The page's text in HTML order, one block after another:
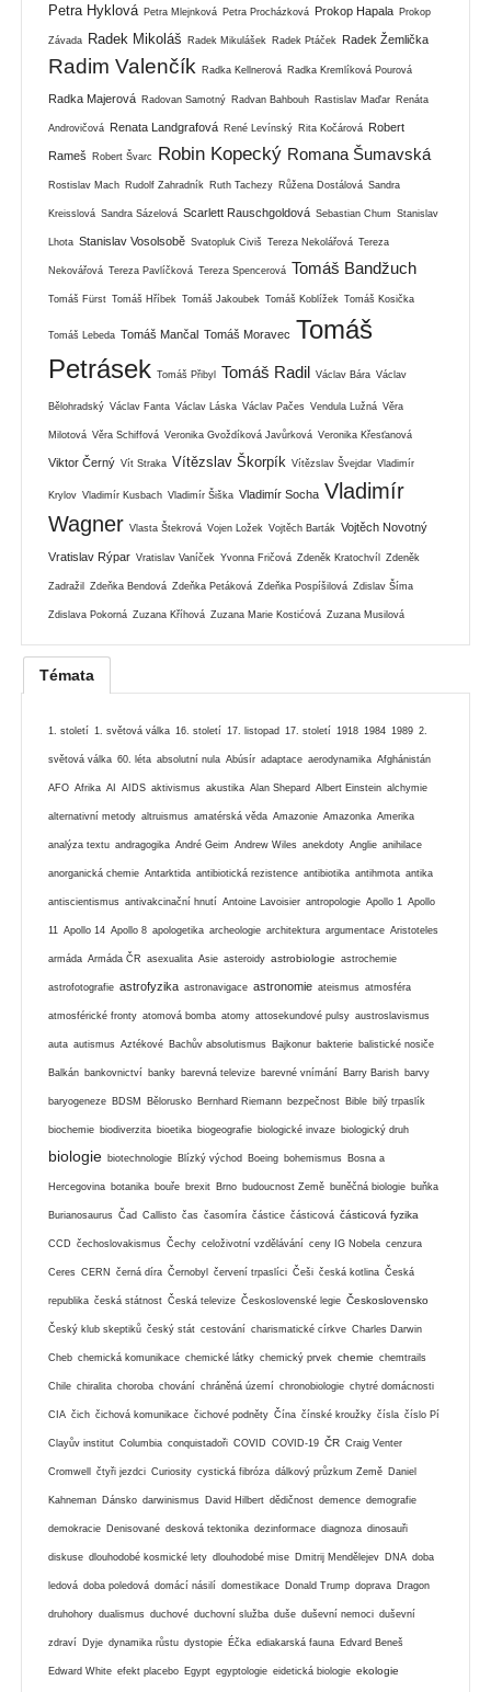
Petra Hyklová Petra Mlejnková Petra Procházková Prokop Hapala Prokop
Závada Radek Mikoláš Radek Mikulášek Radek Ptáček Radek Žemlička
Radim Valenčík Radka Kellnerová Radka Kremlíková Pourová
Radka Majerová Radovan Samotný Radvan Bahbouh Rastislav Maďar Renáta
Androvičová Renata Landgrafová René Levínský Rita Kočárová Robert
Rameš Robert Švarc Robin Kopecký Romana Šumavská
Rostislav Mach Rudolf Zahradník Ruth Tachezy Růžena Dostálová Sandra
Kreisslová Sandra Sázelová Scarlett Rauschgoldová Sebastian Chum Stanislav
Lhota Stanislav Vosolsobě Svatopluk Civiš Tereza Nekolářová Tereza
Nekovářová Tereza Pavlíčková Tereza Spencerová Tomáš Bandžuch
Tomáš Fürst Tomáš Hříbek Tomáš Jakoubek Tomáš Koblížek Tomáš Kosička
Tomáš Lebeda Tomáš Mančal Tomáš Moravec Tomáš
Petrásek Tomáš Přibyl Tomáš Radil Václav Bára Václav
Bělohradský Václav Fanta Václav Láska Václav Pačes Vendula Lužná Věra
Milotová Věra Schiffová Veronika Gvoždíková Javůrková Veronika Křesťanová
Viktor Černý Vít Straka Vítězslav Škorpík Vítězslav Švejdar Vladimír
Krylov Vladimír Kusbach Vladimír Šiška Vladimír Socha Vladimír
Wagner Vlasta Štekrová Vojen Ložek Vojtěch Barták Vojtěch Novotný
Vratislav Rýpar Vratislav Vaníček Yvonna Fričová Zdeněk Kratochvíl Zdeněk
Zadražil Zdeňka Bendová Zdeňka Petáková Zdeňka Pospíšilová Zdislav Šíma
Zdislava Pokorná Zuzana Kříhová Zuzana Marie Kostićová Zuzana Musilová
Témata
1. století 1. světová válka 16. století 17. listopad 17. století 1918 1984 1989 2.
světová válka 60. léta absolutní nula Abúsír adaptace aerodynamika Afghánistán
AFO Afrika AI AIDS aktivismus akustika Alan Shepard Albert Einstein alchymie
alternativní metody altruismus amatérská věda Amazonie Amazonka Amerika
analýza textu andragogika André Geim Andrew Wiles anekdoty Anglie anihilace
anorganická chemie Antarktida antibiotická rezistence antibiotika antihmota antika
antiscientismus antivakcinační hnutí Antoine Lavoisier antropologie Apollo 1 Apollo
11 Apollo 14 Apollo 8 apologetika archeologie architektura argumentace Aristoteles
armáda Armáda ČR asexualita Asie asteroidy astrobiologie astrochemie
astrofotografie astrofyzika astronavigace astronomie ateismus atmosféra
atmosférické fronty atomová bomba atomy attosekundové pulsy austroslavismus
auta autismus Aztékové Bachův absolutismus Bajkonur bakterie balistické nosiče
Balkán bankovnictví banky barevná televize barevné vnímání Barry Barish barvy
baryogeneze BDSM Bělorusko Bernhard Riemann bezpečnost Bible bilý trpaslík
biochemie biodiverzita bioetika biogeografie biologické invaze biologický druh
biologie biotechnologie Blízký východ Boeing bohemismus Bosna a
Hercegovina botanika bouře brexit Brno budoucnost Země buněčná biologie buňka
Burianosaurus Čad Callisto čas časomíra částice částicová částicová fyzika
CCD čechoslovakismus Čechy celoživotní vzdělávání ceny IG Nobela cenzura
Ceres CERN černá díra Černobyl červení trpaslíci Češi česká kotlina Česká
republika česká státnost Česká televize Československé legie Československo
Český klub skeptiků český stát cestování charismatické církve Charles Darwin
Cheb chemická komunikace chemické látky chemický prvek chemie chemtrails
Chile chiralita choroba chování chráněná území chronobiologie chytré domácnosti
CIA čich čichová komunikace čichové podněty Čína čínské kroužky čísla číslo Pí
Clayův institut Columbia conquistadoři COVID COVID-19 ČR Craig Venter
Cromwell čtyři jezdci Curiosity cystická fibróza dálkový průzkum Země Daniel
Kahneman Dánsko darwinismus David Hilbert dědičnost demence demografie
demokracie Denisované desková tektonika dezinformace diagnoza dinosauři
diskuse dlouhodobé kosmické lety dlouhodobé mise Dmitrij Mendělejev DNA doba
ledová doba poledová domácí násilí domestikace Donald Trump doprava Dragon
druhohory dualismus duchové duchovní služba duše duševní nemoci duševní
zdraví Dyje dynamika růstu dystopie Éčka ediakarská fauna Edvard Beneš
Edward White efekt placebo Egypt egyptologie eidetická biologie ekologie